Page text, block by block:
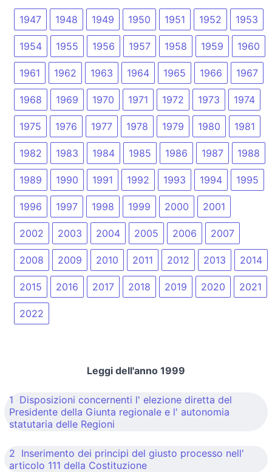
1947 1948 1949 1950 1951 1952 1953
1954 1955 1956 1957 1958 1959 1960
1961 1962 1963 1964 1965 1966 1967
1968 1969 1970 1971 1972 1973 1974
1975 1976 1977 1978 1979 1980 1981
1982 1983 1984 1985 1986 1987 1988
1989 1990 1991 1992 1993 1994 1995
1996 1997 1998 1999 2000 2001
2002 2003 2004 2005 2006 2007
2008 2009 2010 2011 2012 2013 2014
2015 2016 2017 2018 2019 2020 2021
2022
Leggi dell'anno 1999
1 Disposizioni concernenti l' elezione diretta del
Presidente della Giunta regionale e l' autonomia
statutaria delle Regioni
2 Inserimento dei principi del giusto processo nell'
articolo 111 della Costituzione